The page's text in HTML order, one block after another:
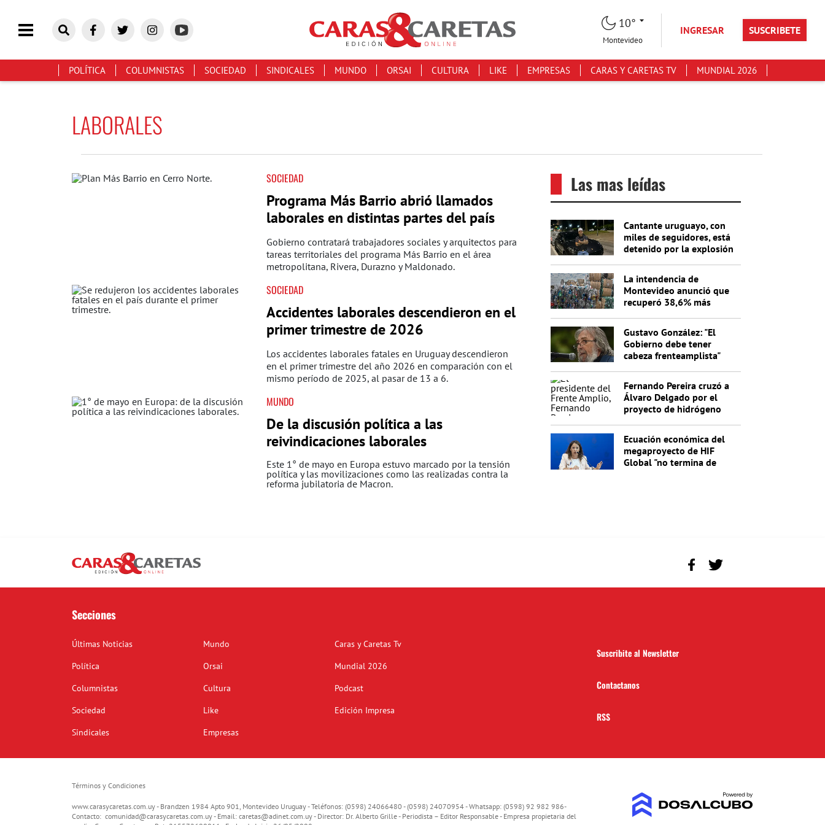
10°
Montevideo
INGRESAR SUSCRIBETE
POLÍTICA COLUMNISTAS SOCIEDAD SINDICALES MUNDO ORSAI CULTURA LIKE EMPRESAS CARAS Y CARETAS TV MUNDIAL 2026
LABORALES
SOCIEDAD
Programa Más Barrio abrió llamados
laborales en distintas partes del país
Gobierno contratará trabajadores sociales y arquitectos para
tareas territoriales del programa Más Barrio en el área
metropolitana, Rivera, Durazno y Maldonado.
SOCIEDAD
Accidentes laborales descendieron en el
primer trimestre de 2026
Los accidentes laborales fatales en Uruguay descendieron
en el primer trimestre del año 2026 en comparación con el
mismo período de 2025, al pasar de 13 a 6.
MUNDO
De la discusión política a las
reivindicaciones laborales
Este 1° de mayo en Europa estuvo marcado por la tensión
política y las movilizaciones como las realizadas contra la
reforma jubilatoria de Macron.
Las mas leídas
Cantante uruguayo, con
miles de seguidores, está
detenido por la explosión
La intendencia de
Montevideo anunció que
recuperó 38,6% más
Gustavo González: "El
Gobierno debe tener
cabeza frenteamplista"
Fernando Pereira cruzó a
Álvaro Delgado por el
proyecto de hidrógeno
Ecuación económica del
megaproyecto de HIF
Global "no termina de
Secciones
Últimas Noticias
Política
Columnistas
Sociedad
Sindicales
Mundo
Orsai
Cultura
Like
Empresas
Caras y Caretas Tv
Mundial 2026
Podcast
Edición Impresa
Suscribite al Newsletter
Contactanos
RSS
Términos y Condiciones
www.carasycaretas.com.uy - Brandzen 1984 Apto 901, Montevideo Uruguay - Teléfonos: (0598) 24066480 - (0598) 24070954 - Whatsapp: (0598) 92 982 986-
Contacto: comunidad@carasycaretas.com.uy- Email: caretas@adinet.com.uy- Director: Dr. Alberto Grille - Periodista – Editor Responsable - Empresa propietaria del